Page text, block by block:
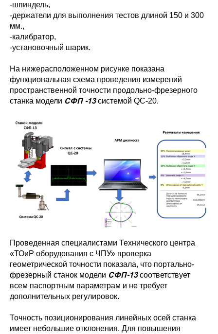
-шпиндель,
-держатели для выполнения тестов длиной 150 и 300
мм.,
-калибратор,
-установочный шарик.
На нижерасположенном рисунке показана
функциональная схема проведения измерений
пространственной точности продольно-фрезерного
станка модели СФП -13системой QC-20.
Проведенная специалистами Технического центра
«ТОиР оборудования с ЧПУ» проверка
геометрической точности показала, что портально-
фрезерный станок модели СФП-13соответствует
всем паспортным параметрам и не требует
дополнительных регулировок.
Точность позиционирования линейных осей станка
имеет небольшие отклонения. Для повышения